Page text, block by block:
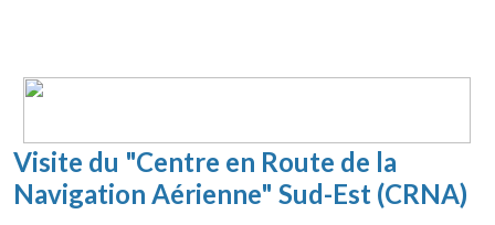
Visite du "Centre en Route de la
Navigation Aérienne" Sud-Est (CRNA)